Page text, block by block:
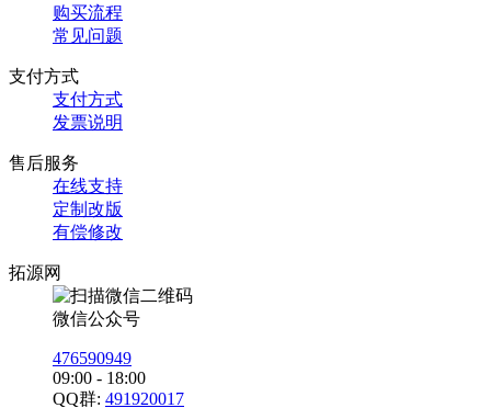
购买流程
常见问题
支付方式
支付方式
发票说明
售后服务
在线支持
定制改版
有偿修改
拓源网
微信公众号
476590949
09:00 - 18:00
QQ群: 491920017